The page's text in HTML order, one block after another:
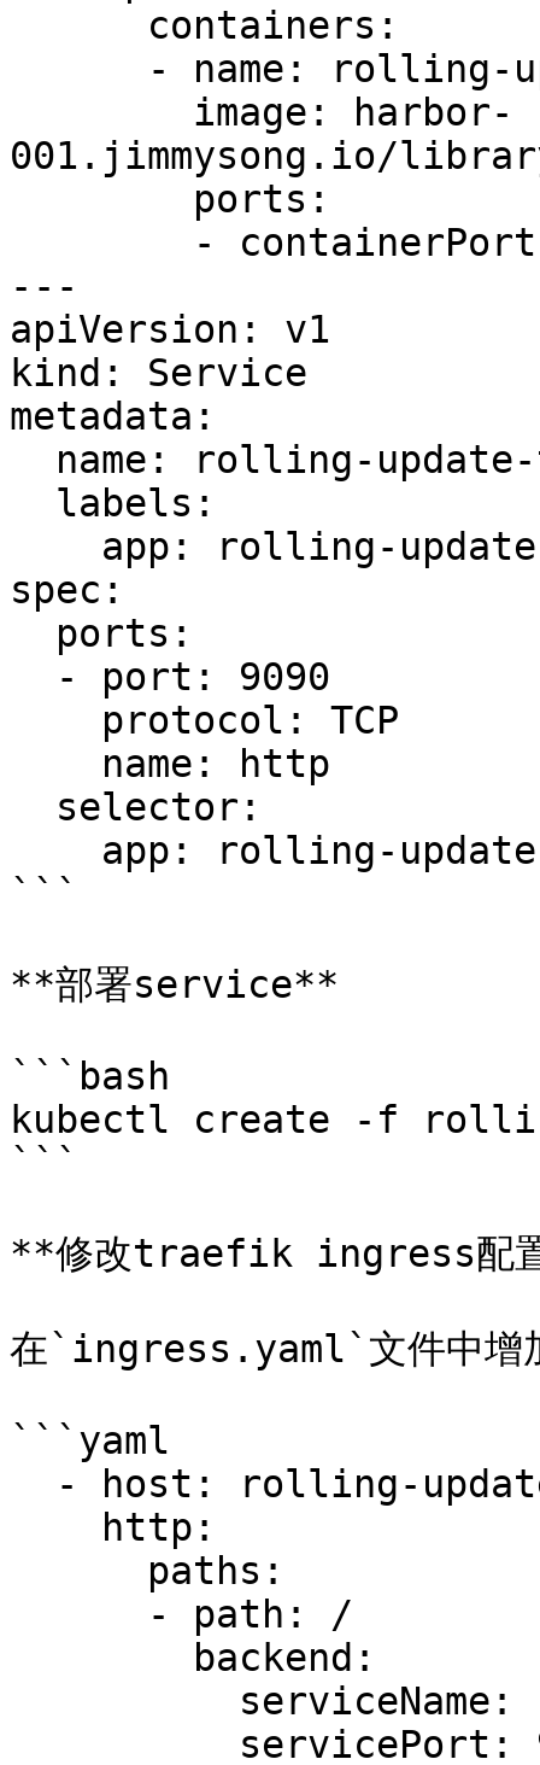
001.jimmysong.io/
---
apiVersion: v1
kind: Service
metadata:
spec:
```
**部署service**
```bash
kubectl create -f
```
**修改traefik ingress配
在`ingress.yaml`文件中增
```yaml